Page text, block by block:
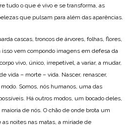
tudo o que é vivo e se transforma, as
que pulsam para além das aparências.
cascas, troncos de árvores, folhas, flores,
isso vem compondo imagens em defesa da
vivo, único, irrepetível, a variar, a mudar,
vida – morte – vida. Nascer, renascer,
Somos, nós humanos, uma das
Há outros modos, um bocado deles,
de nós. O chão de onde brota um
as noites nas matas, a miríade de